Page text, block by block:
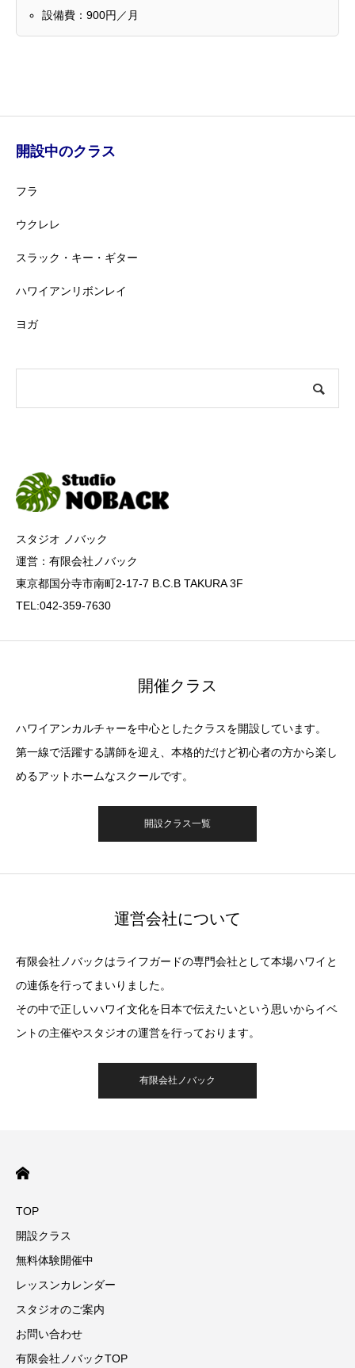
設備費：900円／月
開設中のクラス
フラ
ウクレレ
スラック・キー・ギター
ハワイアンリボンレイ
ヨガ
スタジオ ノバック
運営：有限会社ノバック
東京都国分寺市南町2-17-7 B.C.B TAKURA 3F
TEL:042-359-7630
開催クラス
ハワイアンカルチャーを中心としたクラスを開設しています。
第一線で活躍する講師を迎え、本格的だけど初心者の方から楽し
めるアットホームなスクールです。
開設クラス一覧
運営会社について
有限会社ノバックはライフガードの専門会社として本場ハワイと
の連係を行ってまいりました。
その中で正しいハワイ文化を日本で伝えたいという思いからイベ
ントの主催やスタジオの運営を行っております。
有限会社ノバック
TOP
開設クラス
無料体験開催中
レッスンカレンダー
スタジオのご案内
お問い合わせ
有限会社ノバックTOP